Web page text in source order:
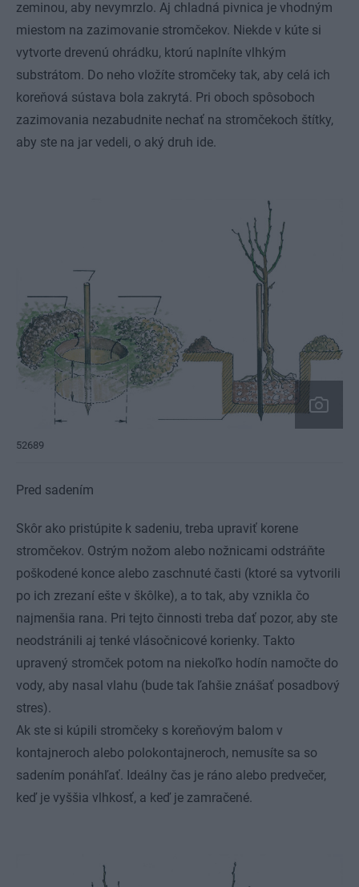
zeminou, aby nevymrzlo. Aj chladná pivnica je vhodným
miestom na zazimovanie stromčekov. Niekde v kúte si
vytvorte drevenú ohrádku, ktorú naplníte vlhkým
substrátom. Do neho vložíte stromčeky tak, aby celá ich
koreňová sústava bola zakrytá. Pri oboch spôsoboch
zazimovania nezabudnite nechať na stromčekoch štítky,
aby ste na jar vedeli, o aký druh ide.
52689
Pred sadením
Skôr ako pristúpite k sadeniu, treba upraviť korene
stromčekov. Ostrým nožom alebo nožnicami odstráňte
poškodené konce alebo zaschnuté časti (ktoré sa vytvorili
po ich zrezaní ešte v škôlke), a to tak, aby vznikla čo
najmenšia rana. Pri tejto činnosti treba dať pozor, aby ste
neodstránili aj tenké vlásočnicové korienky. Takto
upravený stromček potom na niekoľko hodín namočte do
vody, aby nasal vlahu (bude tak ľahšie znášať posadbový
stres).
Ak ste si kúpili stromčeky s koreňovým balom v
kontajneroch alebo polokontajneroch, nemusíte sa so
sadením ponáhľať. Ideálny čas je ráno alebo predvečer,
keď je vyššia vlhkosť, a keď je zamračené.